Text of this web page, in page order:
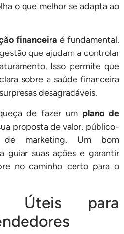
o que melhor se adapta ao
financeira é fundamental.
que ajudam a controlar
Isso permite que
sobre a saúde financeira
desagradáveis.
de fazer um plano de
proposta de valor, público-
marketing. Um bom
guiar suas ações e garantir
no caminho certo para o
Úteis para